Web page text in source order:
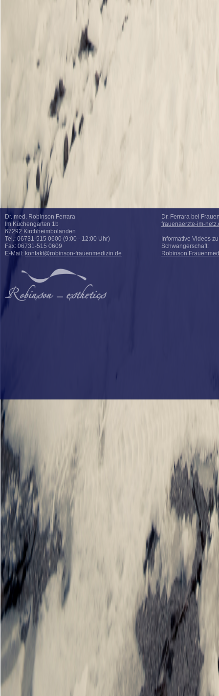
Dr. med. Robinson Ferrara
Im Küchengarten 1b
67292 Kirchheimbolanden
Tel.: 06731-515 0600 (9:00 - 12:00 Uhr)
Fax: 06731-515 0609
E-Mail: kontakt@robinson-frauenmedizin.de
Dr. Ferrara bei
frauenaerzte-im-
Informative Videos
Schwangerschaft:
Robinson